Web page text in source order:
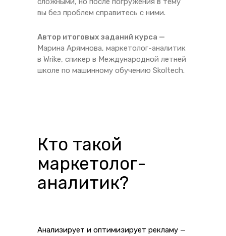
вы без проблем справитесь с ними.
Автор итоговых заданий курса —
Марина Арямнова, маркетолог-аналитик
в Wrike, спикер в Международной летней
школе по машинному обучению Skoltech.
Кто такой
маркетолог-
аналитик?
Анализирует и оптимизирует рекламу —